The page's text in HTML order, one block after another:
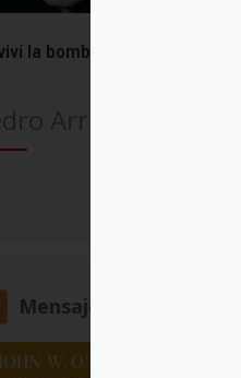
la bomba atómica
Mensajero